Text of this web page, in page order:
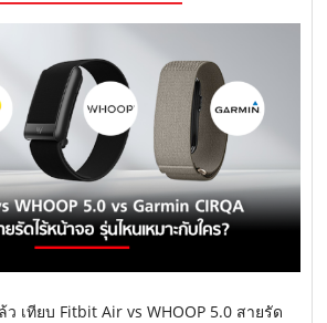
เทียบ Fitbit Air vs WHOOP 5.0 สายรัด